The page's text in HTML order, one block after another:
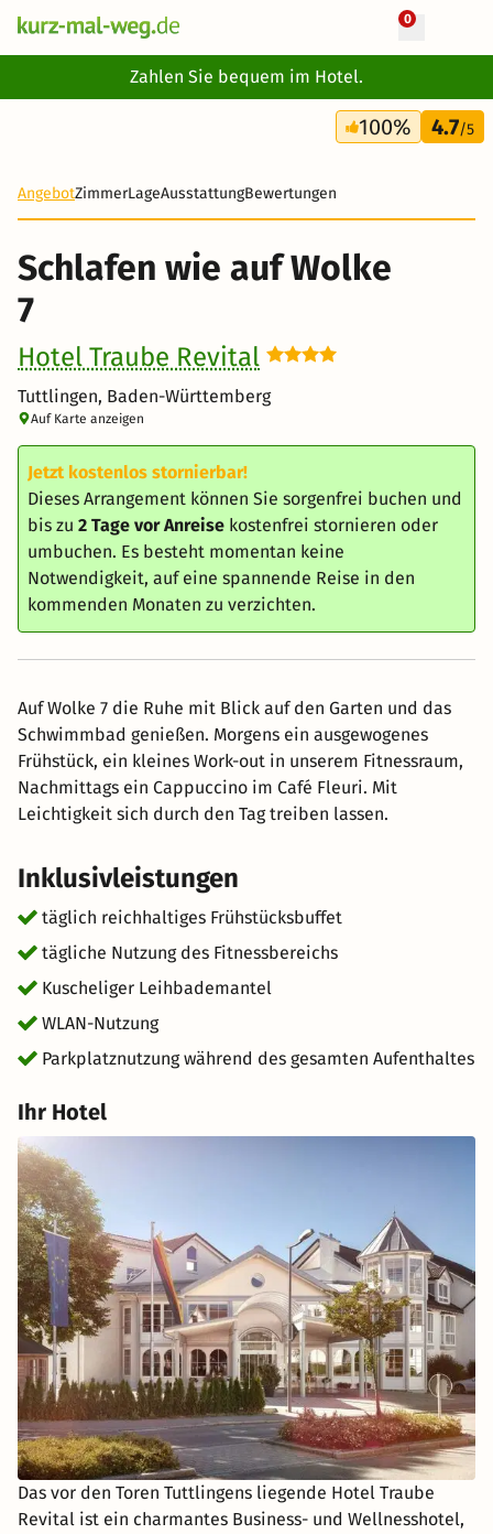
0
Zahlen Sie bequem im Hotel.
3 Tage
158 €
100% 4.7/5
AngebotZimmerLageAusstattungBewertungen
Schlafen wie auf Wolke
7
Hotel Traube Revital
Tuttlingen, Baden-Württemberg
Auf Karte anzeigen
Jetzt kostenlos stornierbar!
Dieses Arrangement können Sie sorgenfrei buchen und
bis zu 2 Tage vor Anreise kostenfrei stornieren oder
umbuchen. Es besteht momentan keine
Notwendigkeit, auf eine spannende Reise in den
kommenden Monaten zu verzichten.
Auf Wolke 7 die Ruhe mit Blick auf den Garten und das
Schwimmbad genießen. Morgens ein ausgewogenes
Frühstück, ein kleines Work-out in unserem Fitnessraum,
Nachmittags ein Cappuccino im Café Fleuri. Mit
Leichtigkeit sich durch den Tag treiben lassen.
Inklusivleistungen
täglich reichhaltiges Frühstücksbuffet
tägliche Nutzung des Fitnessbereichs
Kuscheliger Leihbademantel
WLAN-Nutzung
Parkplatznutzung während des gesamten Aufenthaltes
Ihr Hotel
Das vor den Toren Tuttlingens liegende Hotel Traube
Revital ist ein charmantes Business- und Wellnesshotel,